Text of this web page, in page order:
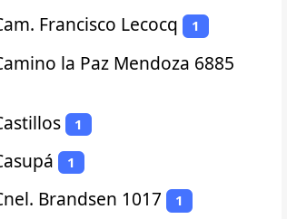
Francisco Lecocq 1
la Paz Mendoza 6885
1
1
Brandsen 1017 1